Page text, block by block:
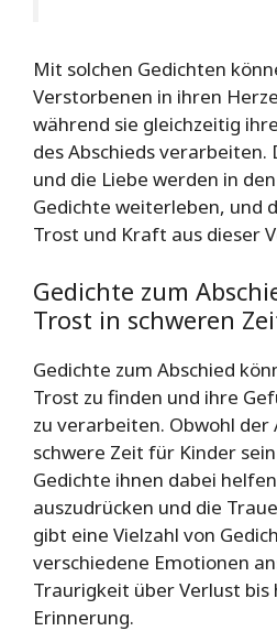
Mit solchen Gedichten
Verstorbenen in ihren
während sie gleichzeitig
des Abschieds verarbeiten.
und die Liebe werden in
Gedichte weiterleben, und
Trost und Kraft aus dieser
Gedichte zum
Trost in schweren
Gedichte zum Abschied
Trost zu finden und ihre
zu verarbeiten. Obwohl der
schwere Zeit für Kinder
Gedichte ihnen dabei
auszudrücken und die
gibt eine Vielzahl von
verschiedene Emotionen
Traurigkeit über Verlust bis
Erinnerung.